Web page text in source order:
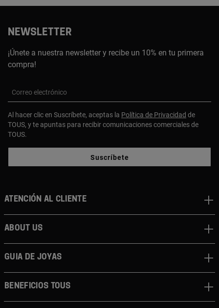
NEWSLETTER
¡Únete a nuestra newsletter y recibe un 10% en tu primera
compra!
Correo electrónico
Al hacer clic en Suscríbete, aceptas la Política de Privacidad de
TOUS, y te apuntas para recibir comunicaciones comerciales de
TOUS.
Suscríbete
Atención al cliente
About us
Guia de joyas
Beneficios TOUS